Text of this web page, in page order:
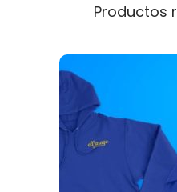
Productos